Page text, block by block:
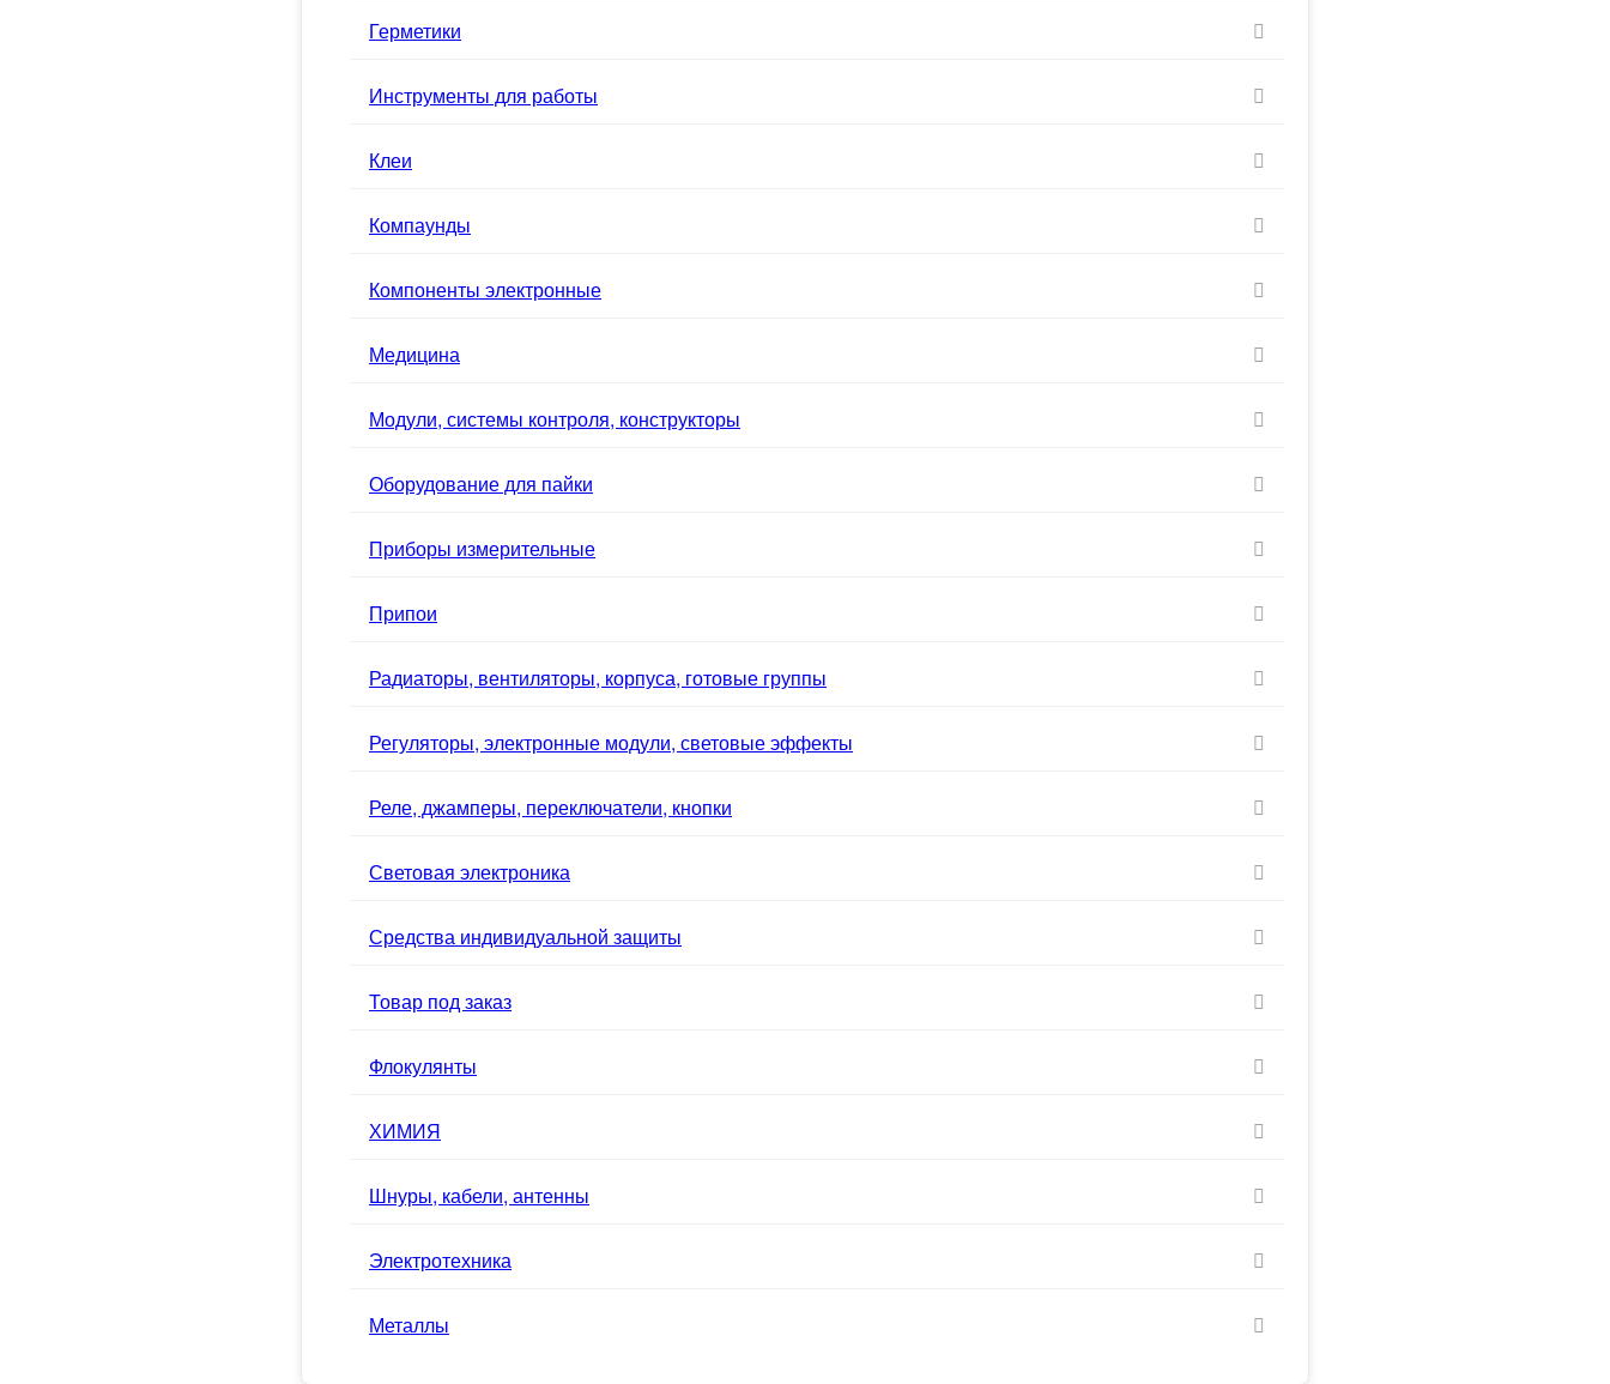
Герметики
Инструменты для работы
Клеи
Компаунды
Компоненты электронные
Медицина
Модули, системы контроля, конструкторы
Оборудование для пайки
Приборы измерительные
Припои
Радиаторы, вентиляторы, корпуса, готовые группы
Регуляторы, электронные модули, световые эффекты
Реле, джамперы, переключатели, кнопки
Световая электроника
Средства индивидуальной защиты
Товар под заказ
Флокулянты
ХИМИЯ
Шнуры, кабели, антенны
Электротехника
Металлы